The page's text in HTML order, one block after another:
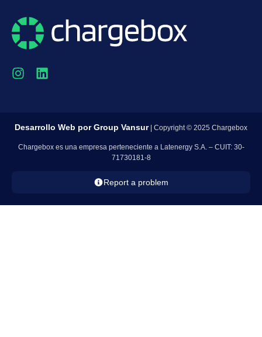
Desarrollo Web porGroup Vansur| Copyright © 2025 Chargebox
Chargebox es una empresa perteneciente a Latenergy S.A. – CUIT: 30-
71730181-8
Report a problem